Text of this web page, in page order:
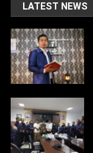
LATEST NEWS